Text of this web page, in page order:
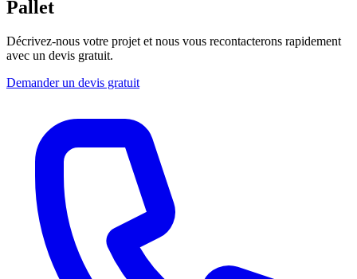
Pallet
Décrivez-nous votre projet et nous vous recontacterons rapidement
avec un devis gratuit.
Demander un devis gratuit